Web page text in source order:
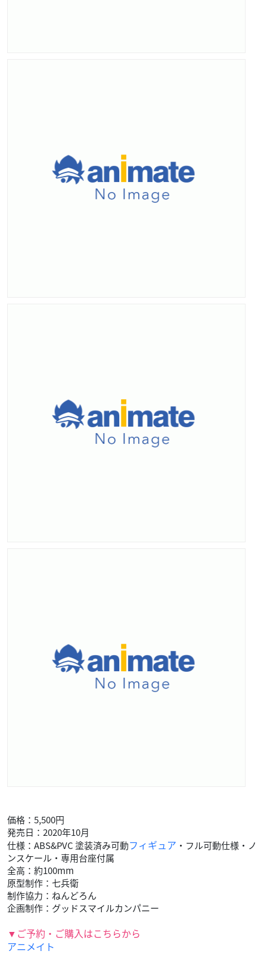
価格：5,500円
発売日：2020年10月
仕様：ABS&PVC 塗装済み可動フィギュア ・フル可動仕様・ノ
ンスケール・専用台座付属
全高：約100mm
原型制作：七兵衛
制作協力：ねんどろん
企画制作：グッドスマイルカンパニー
▼ご予約・ご購入はこちらから
アニメイト